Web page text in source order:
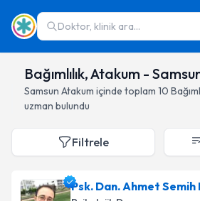
Doktor, klinik ara...
Bağımlılık, Atakum -
Samsun Atakum içinde toplam 10
uzman bulundu
Filtrele
Psk. Dan. Ahmet Semih